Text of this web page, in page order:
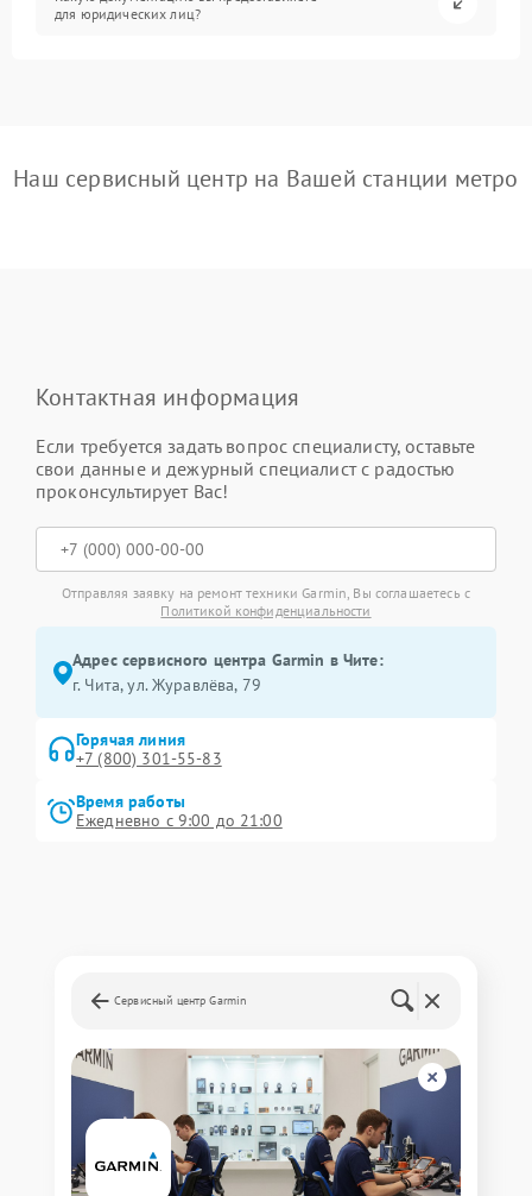
для юридических лиц?
Наш сервисный центр на Вашей станции метро
Контактная информация
Если требуется задать вопрос специалисту, оставьте
свои данные и дежурный специалист с радостью
проконсультирует Вас!
Отправляя заявку на ремонт техники Garmin, Вы соглашаетесь с
Политикой конфиденциальности
Адрес сервисного центра Garmin в Чите:
г. Чита, ул. Журавлёва, 79
Горячая линия
+7 (800) 301-55-83
Время работы
Ежедневно с 9:00 до 21:00
Сервисный центр Garmin